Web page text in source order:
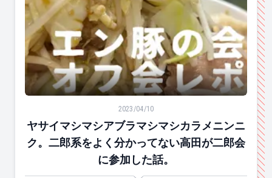
ヤサイマシマシアブラマシマシカラメニンニク。二郎
2023/04/10
ヤサイマシマシアブラマシマシカラメニンニ
ク。二郎系をよく分かってない高田が二郎会
に参加した話。